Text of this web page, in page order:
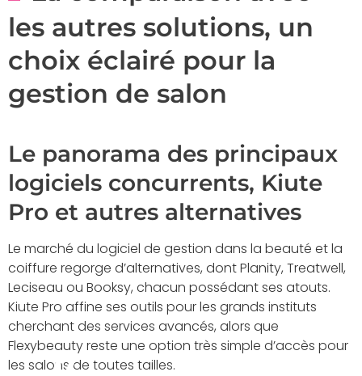
les autres solutions, un
choix éclairé pour la
gestion de salon
Le panorama des principaux
logiciels concurrents, Kiute
Pro et autres alternatives
Le marché du logiciel de gestion dans la beauté et la
coiffure regorge d’alternatives, dont Planity, Treatwell,
Leciseau ou Booksy, chacun possédant ses atouts.
Kiute Pro affine ses outils pour les grands instituts
cherchant des services avancés, alors que
Flexybeauty reste une option très simple d’accès pour
les salons de toutes tailles.